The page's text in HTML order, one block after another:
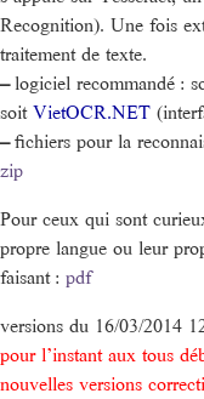
Recognition). Une fois
traitement de texte.
–logiciel recommandé :
soitVietOCR.NET
–fichiers pour la
zip
Pour ceux qui sont
propre langue ou leur
faisant : pdf
versions du 16/03/2014
pour l’instant aux tous
nouvelles versions